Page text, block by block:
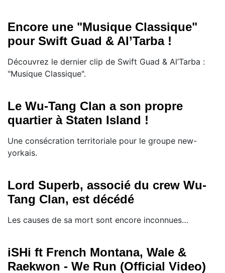
Encore une "Musique Classique"
pour Swift Guad & Al’Tarba !
Découvrez le dernier clip de Swift Guad & Al’Tarba :
"Musique Classique".
Le Wu-Tang Clan a son propre
quartier à Staten Island !
Une consécration territoriale pour le groupe new-
yorkais.
Lord Superb, associé du crew Wu-
Tang Clan, est décédé
Les causes de sa mort sont encore inconnues…
iSHi ft French Montana, Wale &
Raekwon - We Run (Official Video)